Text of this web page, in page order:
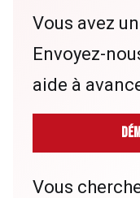
Vous avez
Envoyez-
aide à
Vous